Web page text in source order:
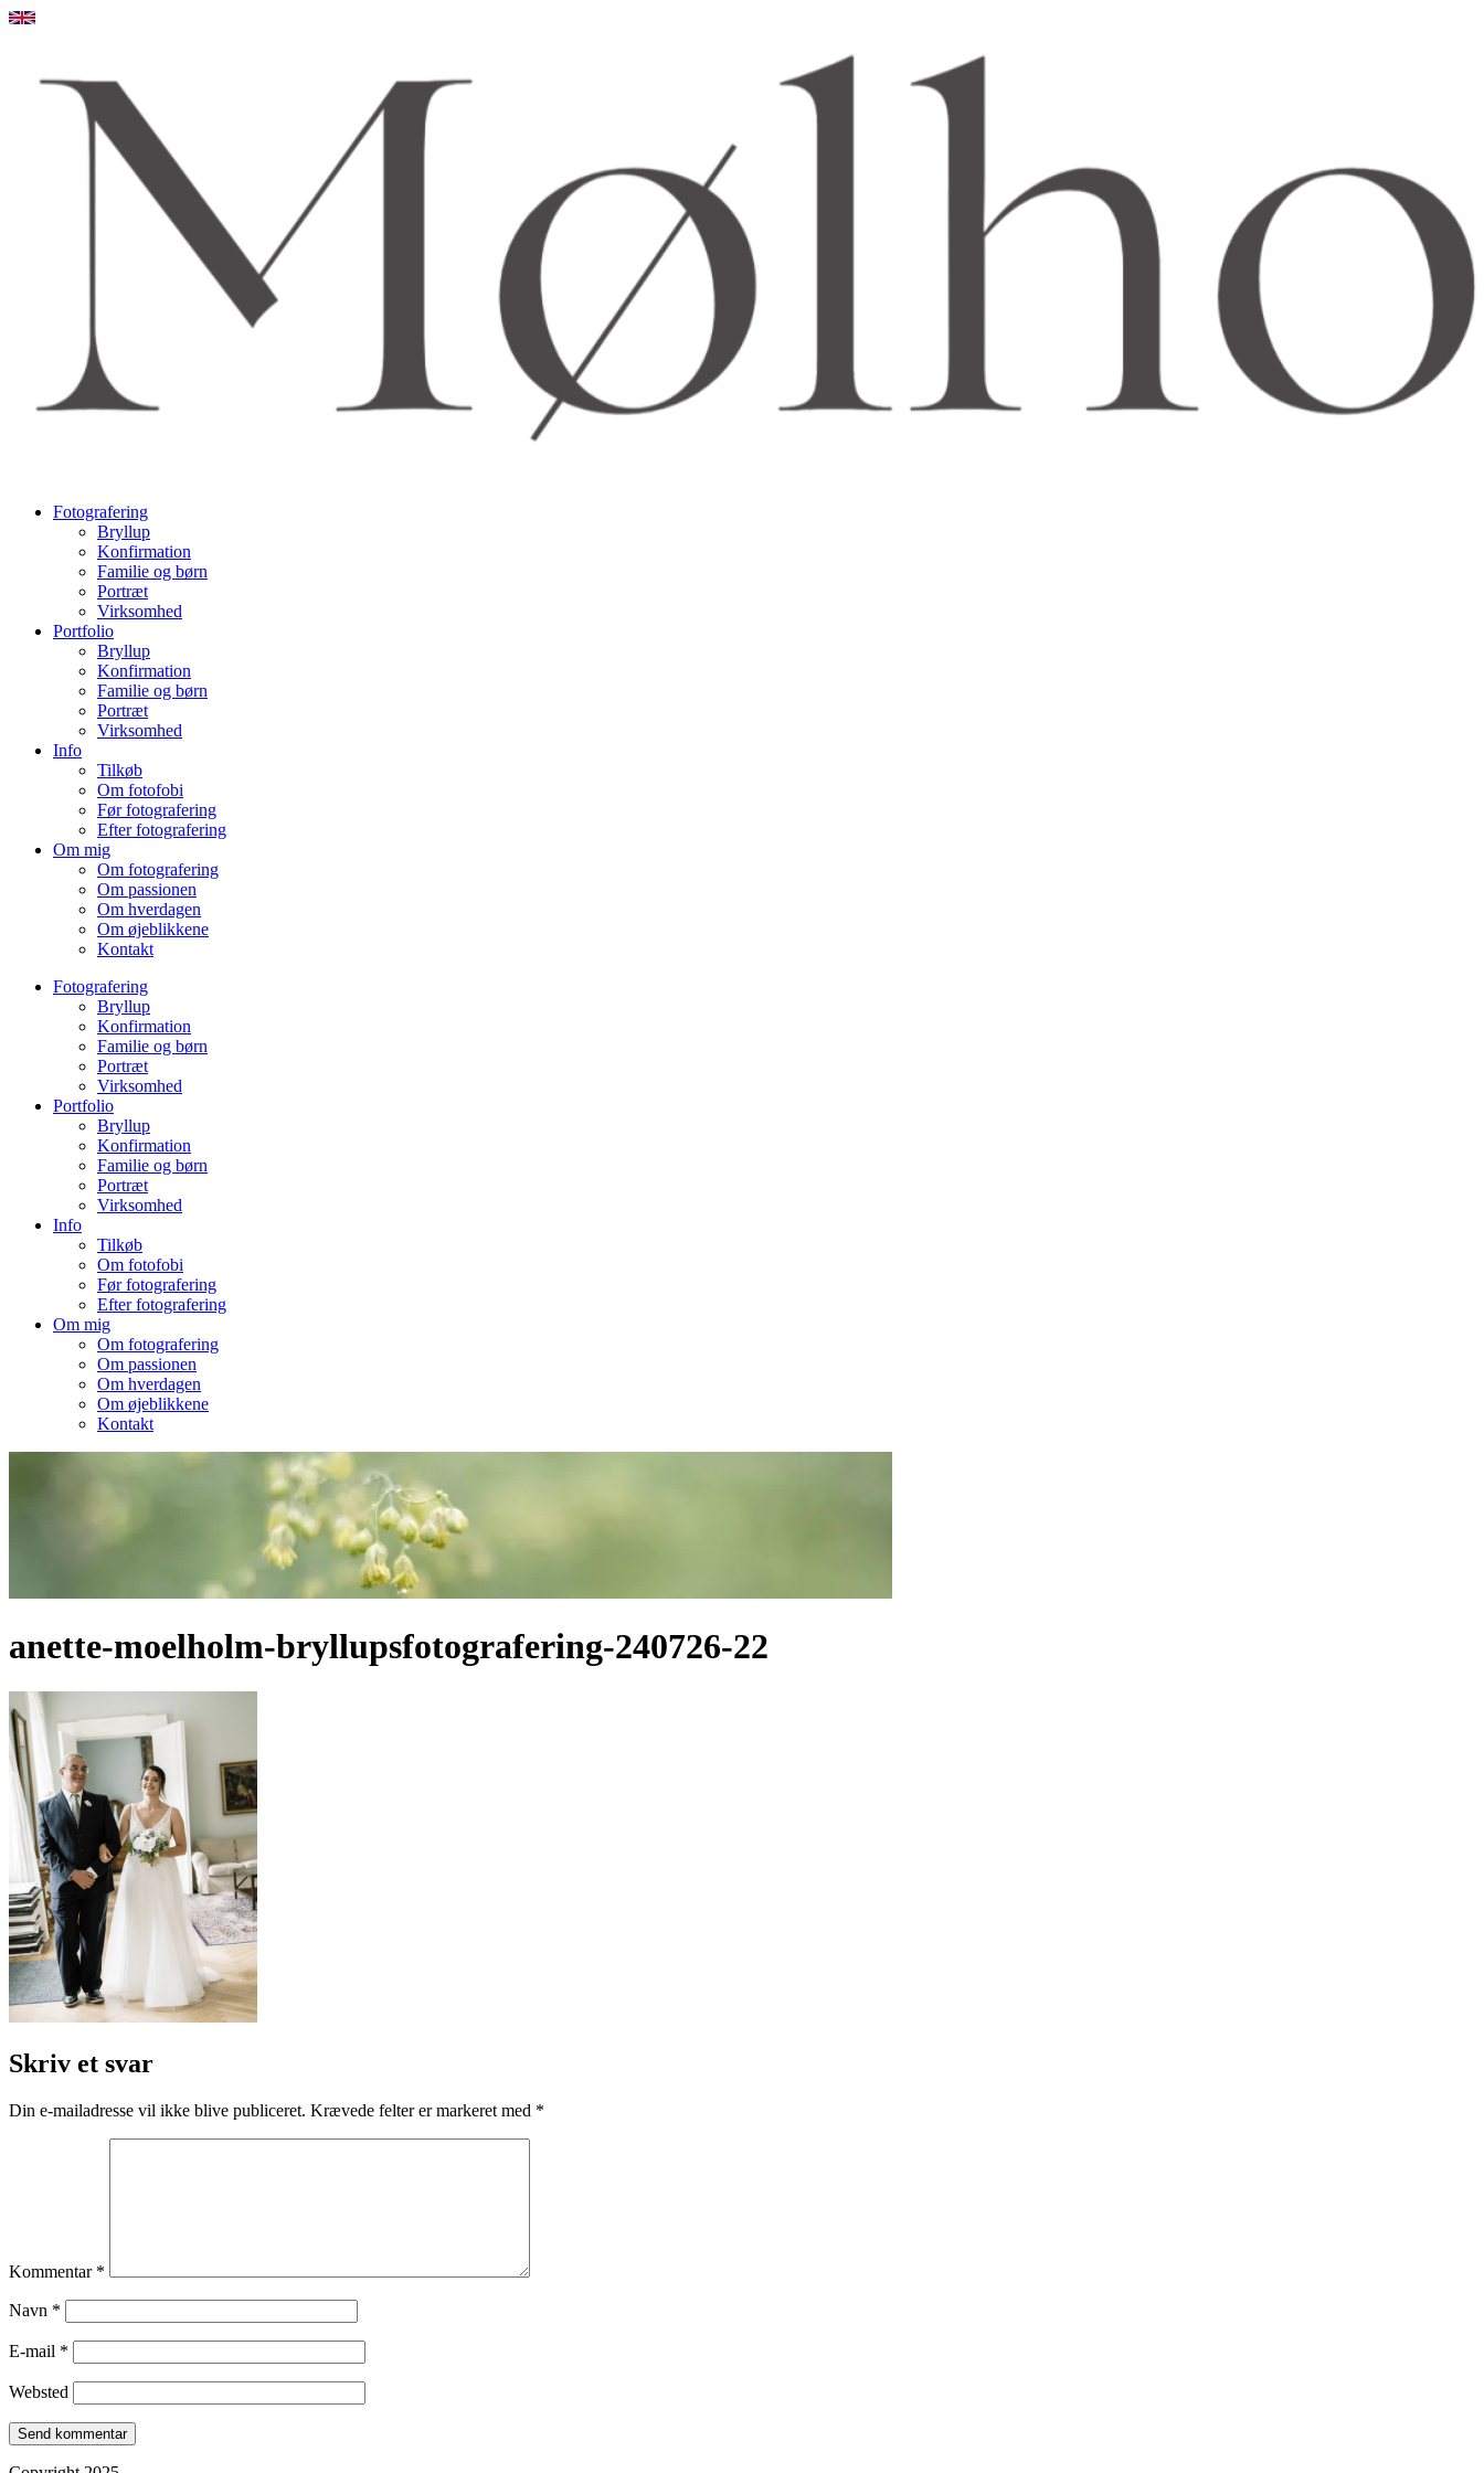
Videre
Fotografering
Bryllup
Konfirmation
Familie og børn
Portræt
Virksomhed
Portfolio
Bryllup
Konfirmation
Familie og børn
Portræt
Virksomhed
Info
Tilkøb
Om fotofobi
Før fotografering
Efter fotografering
Om mig
Om fotografering
Om passionen
Om hverdagen
Om øjeblikkene
Kontakt
Fotografering
Bryllup
Konfirmation
Familie og børn
Portræt
Virksomhed
Portfolio
Bryllup
Konfirmation
Familie og børn
Portræt
Virksomhed
Info
Tilkøb
Om fotofobi
Før fotografering
Efter fotografering
Om mig
Om fotografering
Om passionen
Om hverdagen
Om øjeblikkene
Kontakt
anette-moelholm-bryllupsfotografering-240726-22
Skriv et svar
Din e-mailadresse vil ikke blive publiceret. Krævede felter er markeret med *
Kommentar *
Navn *
E-mail *
Websted